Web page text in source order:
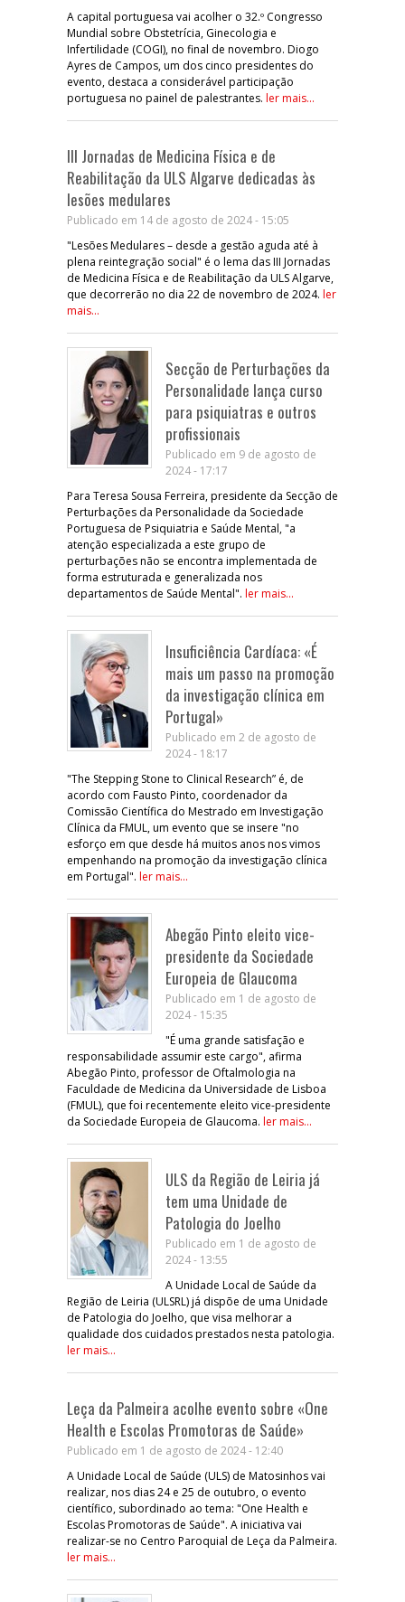
A capital portuguesa vai acolher o 32.º Congresso
Mundial sobre Obstetrícia, Ginecologia e
Infertilidade (COGI), no final de novembro. Diogo
Ayres de Campos, um dos cinco presidentes do
evento, destaca a considerável participação
portuguesa no painel de palestrantes. ler mais...
III Jornadas de Medicina Física e de
Reabilitação da ULS Algarve dedicadas às
lesões medulares
Publicado em 14 de agosto de 2024 - 15:05
"Lesões Medulares – desde a gestão aguda até à
plena reintegração social" é o lema das III Jornadas
de Medicina Física e de Reabilitação da ULS Algarve,
que decorrerão no dia 22 de novembro de 2024. ler
mais...
Secção de Perturbações da
Personalidade lança curso
para psiquiatras e outros
profissionais
Publicado em 9 de agosto de
2024 - 17:17
Para Teresa Sousa Ferreira, presidente da Secção de
Perturbações da Personalidade da Sociedade
Portuguesa de Psiquiatria e Saúde Mental, "a
atenção especializada a este grupo de
perturbações não se encontra implementada de
forma estruturada e generalizada nos
departamentos de Saúde Mental". ler mais...
Insuficiência Cardíaca: «É
mais um passo na promoção
da investigação clínica em
Portugal»
Publicado em 2 de agosto de
2024 - 18:17
"The Stepping Stone to Clinical Research” é, de
acordo com Fausto Pinto, coordenador da
Comissão Científica do Mestrado em Investigação
Clínica da FMUL, um evento que se insere "no
esforço em que desde há muitos anos nos vimos
empenhando na promoção da investigação clínica
em Portugal". ler mais...
Abegão Pinto eleito vice-
presidente da Sociedade
Europeia de Glaucoma
Publicado em 1 de agosto de
2024 - 15:35
"É uma grande satisfação e
responsabilidade assumir este cargo", afirma
Abegão Pinto, professor de Oftalmologia na
Faculdade de Medicina da Universidade de Lisboa
(FMUL), que foi recentemente eleito vice-presidente
da Sociedade Europeia de Glaucoma. ler mais...
ULS da Região de Leiria já
tem uma Unidade de
Patologia do Joelho
Publicado em 1 de agosto de
2024 - 13:55
A Unidade Local de Saúde da
Região de Leiria (ULSRL) já dispõe de uma Unidade
de Patologia do Joelho, que visa melhorar a
qualidade dos cuidados prestados nesta patologia.
ler mais...
Leça da Palmeira acolhe evento sobre «One
Health e Escolas Promotoras de Saúde»
Publicado em 1 de agosto de 2024 - 12:40
A Unidade Local de Saúde (ULS) de Matosinhos vai
realizar, nos dias 24 e 25 de outubro, o evento
científico, subordinado ao tema: "One Health e
Escolas Promotoras de Saúde". A iniciativa vai
realizar-se no Centro Paroquial de Leça da Palmeira.
ler mais...